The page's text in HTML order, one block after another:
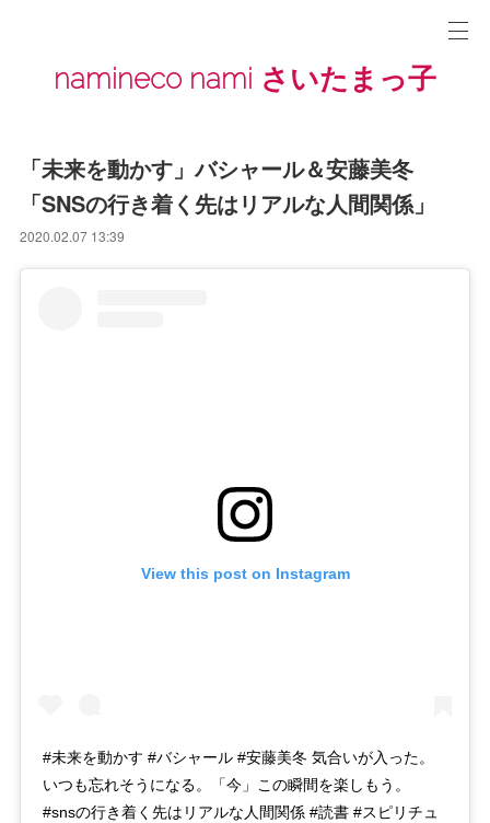
namineco nami さいたまっ子
「未来を動かす」バシャール＆安藤美冬
「SNSの行き着く先はリアルな人間関係」
2020.02.07 13:39
View this post on Instagram
#未来を動かす #バシャール #安藤美冬 気合いが入った。
いつも忘れそうになる。「今」この瞬間を楽しもう。
#snsの行き着く先はリアルな人間関係 #読書 #スピリチュ